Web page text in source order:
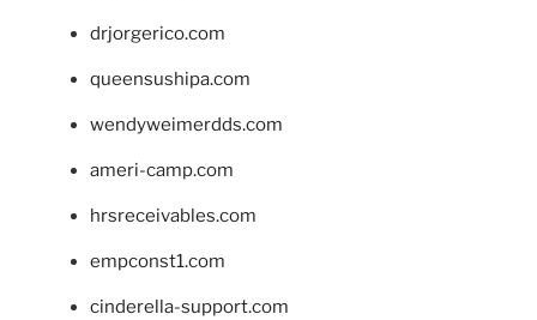
drjorgerico.com
queensushipa.com
wendyweimerdds.com
ameri-camp.com
hrsreceivables.com
empconst1.com
cinderella-support.com